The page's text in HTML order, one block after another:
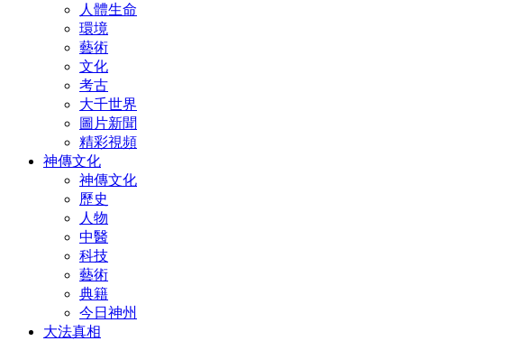
人體生命
環境
藝術
文化
考古
大千世界
圖片新聞
精彩視頻
神傳文化
神傳文化
歷史
人物
中醫
科技
藝術
典籍
今日神州
大法真相